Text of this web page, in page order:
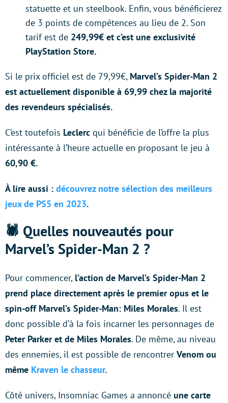
statuette et un steelbook. Enfin, vous bénéficierez
de 3 points de compétences au lieu de 2. Son
tarif est de 249,99€ et c’est une exclusivité
PlayStation Store.
Si le prix officiel est de 79,99€, Marvel’s Spider-Man 2
est actuellement disponible à 69,99 chez la majorité
des revendeurs spécialisés.
C’est toutefois Leclerc qui bénéficie de l’offre la plus
intéressante à l’heure actuelle en proposant le jeu à
60,90 €.
À lire aussi : découvrez notre sélection des meilleurs
jeux de PS5 en 2023.
🕷 Quelles nouveautés pour
Marvel’s Spider-Man 2 ?
Pour commencer, l’action de Marvel’s Spider-Man 2
prend place directement après le premier opus et le
spin-off Marvel’s Spider-Man: Miles Morales. Il est
donc possible d’à la fois incarner les personnages de
Peter Parker et de Miles Morales. De même, au niveau
des ennemies, il est possible de rencontrer Venom ou
même Kraven le chasseur.
Côté univers, Insomniac Games a annoncé une carte